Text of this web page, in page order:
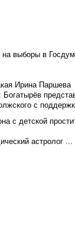
выборы в
Ирина Паршева
с
с детской
астролог ...